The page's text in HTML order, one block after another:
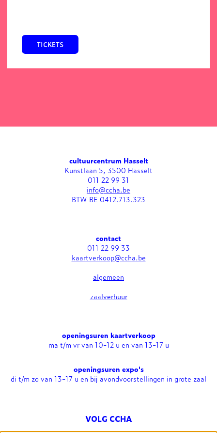
TICKETS
cultuurcentrum Hasselt
Kunstlaan 5, 3500 Hasselt
011 22 99 31
info@ccha.be
BTW BE 0412.713.323
contact
011 22 99 33
kaartverkoop@ccha.be
algemeen
zaalverhuur
openingsuren kaartverkoop
ma t/m vr van 10-12 u en van 13-17 u
openingsuren expo's
di t/m zo van 13-17 u en bij avondvoorstellingen in grote zaal
VOLG CCHA